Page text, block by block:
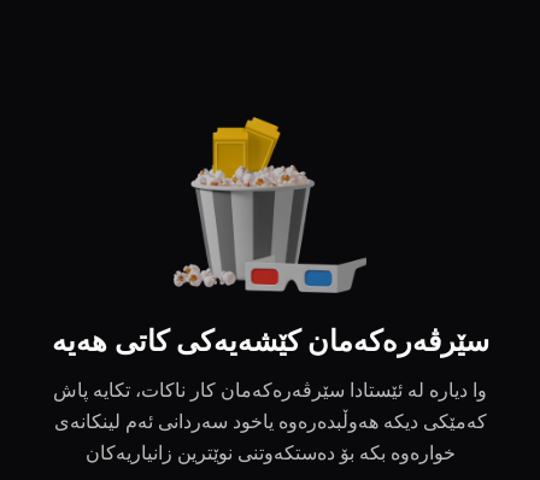
سێرڤەرەکەمان کێشەیەکی کاتی هەیە
وا دیارە لە ئێستادا سێرڤەرەکەمان کار ناکات، تکایە پاش
کەمێکی دیکە هەوڵبدەرەوە یاخود سەردانی ئەم لینکانەی
خوارەوە بکە بۆ دەستکەوتنی نوێترین زانیاریەکان